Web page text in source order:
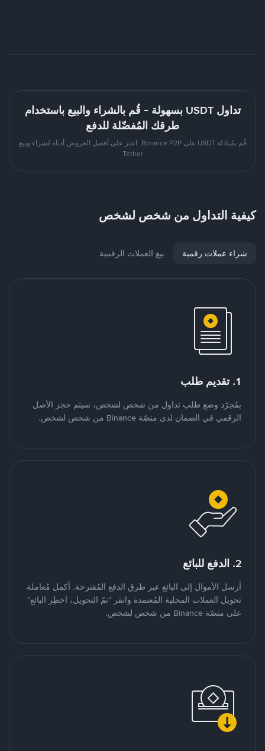
تداول USDT بسهولة - قُم بالشراء والبيع باستخدام
طرقك المُفضّلة للدفع
قُم بمُبادلة USDT على Binance P2P. اعثر على أفضل العروض أدناه لشراء وبيع
Tether
كيفية التداول من شخص لشخص
شراء عملات رقمية بيع العملات الرقمية
1. تقديم طلب
بمُجرّد وضع طلب تداول من شخص لشخص، سيتم حجز الأصل
الرقمي في الضمان لدى منصّة Binance من شخص لشخص.
2. الدفع للبائع
أرسل الأموال إلى البائع عبر طرق الدفع المُقترحة. أكمل مُعاملة
تحويل العملات المحلية المُعتمدة وانقر "تمّ التحويل، اخطِر البائع"
على منصّة Binance من شخص لشخص.